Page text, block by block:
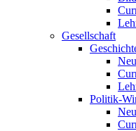
Gesellschaft
Politik-